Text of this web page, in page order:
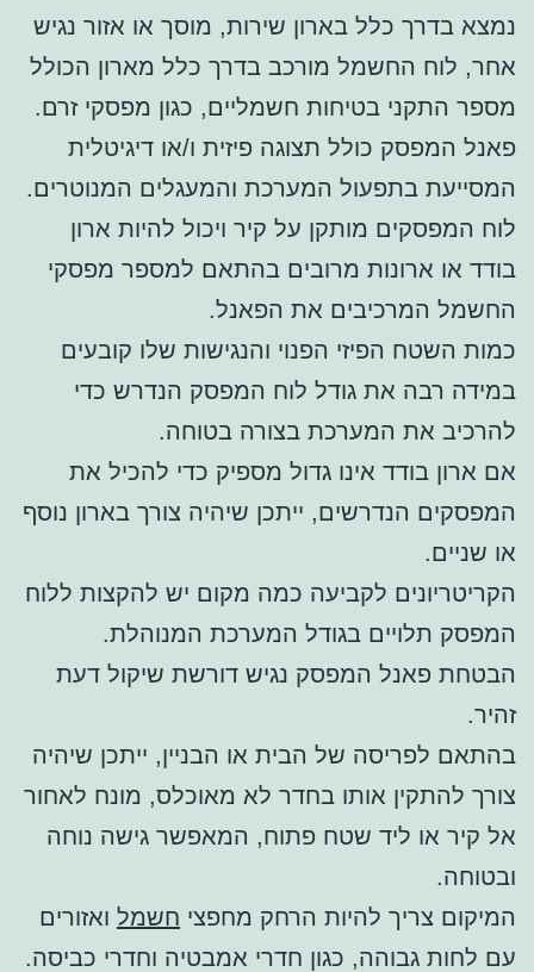
נמצא בדרך כלל בארון שירות, מוסך או אזור נגיש
אחר, לוח החשמל מורכב בדרך כלל מארון הכולל
מספר התקני בטיחות חשמליים, כגון מפסקי זרם.
פאנל המפסק כולל תצוגה פיזית ו/או דיגיטלית
המסייעת בתפעול המערכת והמעגלים המנוטרים.
לוח המפסקים מותקן על קיר ויכול להיות ארון
בודד או ארונות מרובים בהתאם למספר מפסקי
החשמל המרכיבים את הפאנל.
כמות השטח הפיזי הפנוי והנגישות שלו קובעים
במידה רבה את גודל לוח המפסק הנדרש כדי
להרכיב את המערכת בצורה בטוחה.
אם ארון בודד אינו גדול מספיק כדי להכיל את
המפסקים הנדרשים, ייתכן שיהיה צורך בארון נוסף
או שניים.
הקריטריונים לקביעה כמה מקום יש להקצות ללוח
המפסק תלויים בגודל המערכת המנוהלת.
הבטחת פאנל המפסק נגיש דורשת שיקול דעת
זהיר.
בהתאם לפריסה של הבית או הבניין, ייתכן שיהיה
צורך להתקין אותו בחדר לא מאוכלס, מונח לאחור
אל קיר או ליד שטח פתוח, המאפשר גישה נוחה
ובטוחה.
המיקום צריך להיות הרחק מחפצי חשמל ואזורים
עם לחות גבוהה, כגון חדרי אמבטיה וחדרי כביסה.